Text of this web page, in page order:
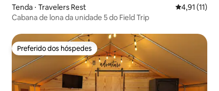
Tenda ⋅ Travelers Rest 4,91 de uma
4,91 (11)
Cabana de lona da unidade 5 do Field Trip
Preferido dos hóspedes
Preferido dos hóspedes